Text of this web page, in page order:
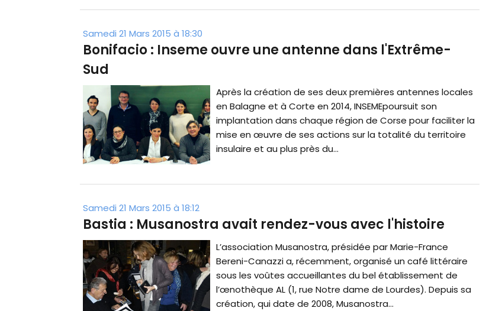
Samedi 21 Mars 2015 à 18:30
Bonifacio : Inseme ouvre une antenne dans l'Extrême-
Sud
Après la création de ses deux premières antennes locales
en Balagne et à Corte en 2014, INSEMEpoursuit son
implantation dans chaque région de Corse pour faciliter la
mise en œuvre de ses actions sur la totalité du territoire
insulaire et au plus près du...
Samedi 21 Mars 2015 à 18:12
Bastia : Musanostra avait rendez-vous avec l'histoire
L’association Musanostra, présidée par Marie-France
Bereni-Canazzi a, récemment, organisé un café littéraire
sous les voûtes accueillantes du bel établissement de
l’œnothèque AL (1, rue Notre dame de Lourdes). Depuis sa
création, qui date de 2008, Musanostra...